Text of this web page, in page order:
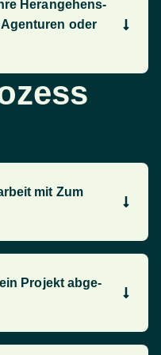
Heran­gehens­
oder
mit Zum
Projekt ab­ge­